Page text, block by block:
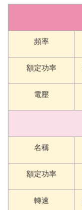
頻率
額定功率
電壓
名稱
額定功率
轉速